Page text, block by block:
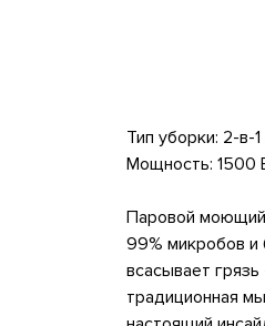
Тип уборки: 2-в-
Мощность: 1500
Паровой моющий
99% микробов и
всасывает
традиционная